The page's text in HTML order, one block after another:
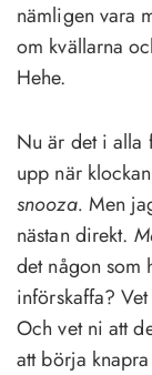
nämligen vara
om kvällarna
Hehe.
Nu är det i alla
upp när
snooza. Men
nästan direkt.
det någon som
införskaffa?
Och vet ni att
att börja